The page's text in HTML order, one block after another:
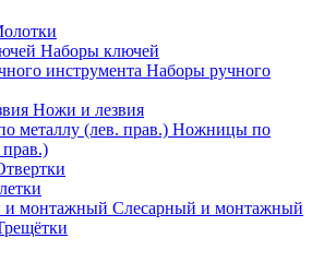
Наборы ключей
Наборы ручного
Ножи и лезвия
Ножницы по
прав.)
Слесарный и монтажный